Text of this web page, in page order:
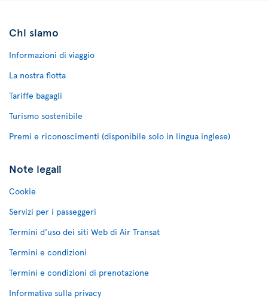
Chi siamo
Informazioni di viaggio
La nostra flotta
Tariffe bagagli
Turismo sostenibile
Premi e riconoscimenti (disponibile solo in lingua inglese)
Note legali
Cookie
Servizi per i passeggeri
Termini d'uso dei siti Web di Air Transat
Termini e condizioni
Termini e condizioni di prenotazione
Informativa sulla privacy